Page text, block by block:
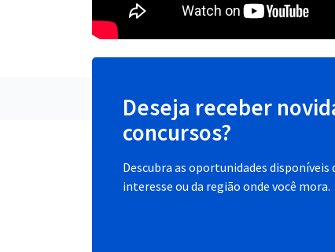
Deseja receber
concursos?
Descubra as oportunidades disponíveis
interesse ou da região onde você mora.